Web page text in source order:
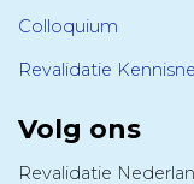
Colloquium
Revalidatie
Volg ons
Revalidatie